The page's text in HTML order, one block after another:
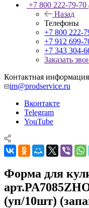
+7 800 222-79-70
Назад
Телефоны
+7 800 222-
+7 912 699-
+7 343 304-
Заказать
Контактная информация
im@prodservice.ru
Вконтакте
Telegram
YouTube
Форма для
(уп/10шт)